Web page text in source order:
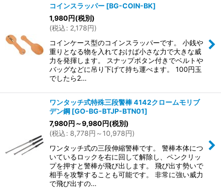
コインスラッパー [BG-COIN-BK]
1,980円(税別)
(税込: 2,178円)
コインケース型のコインスラッパーです。 小銭や
重りとなる物を入れておけば小さな力で大きな威
力を発揮します。 スナップボタン付きでベルトや
バッグなどに吊り下げて持ち運べます。 100円玉
でしたら2…
ワンタッチ式特殊三段警棒 4142クロームモリブ
デン鋼 [GO-BG-BTJP-BTN01]
7,980円 ～9,980円(税別)
(税込: 8,778円 ～10,978円)
ワンタッチ式の三段伸縮警棒です。 警棒本体につ
いているロックを右に回して解除し、ペンクリッ
プを押すと警棒が飛び出します。 飛び出す勢いで
相手を攻撃することも可能です。 非常に強い威力
で飛び出すの…